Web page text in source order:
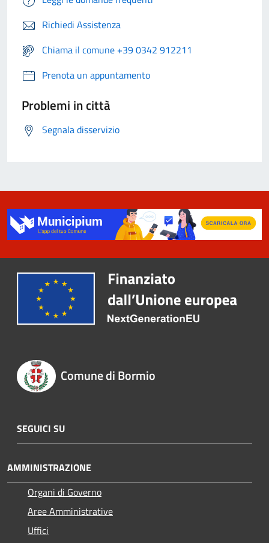
Richiedi Assistenza
Chiama il comune +39 0342 912211
Prenota un appuntamento
Problemi in città
Segnala disservizio
Comune di Bormio
SEGUICI SU
AMMINISTRAZIONE
Organi di Governo
Aree Amministrative
Uffici